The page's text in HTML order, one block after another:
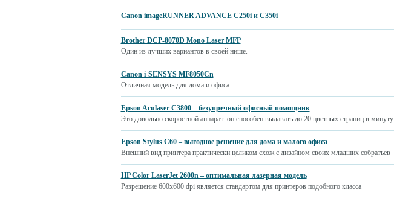
Canon imageRUNNER ADVANCE C250i и C350i
Brother DCP-8070D Mono Laser MFP
Один из лучших вариантов в своей нише.
Canon i-SENSYS MF8050Cn
Отличная модель для дома и офиса
Epson Aculaser С3800 – безупречный офисный помощник
Это довольно скоростной аппарат: он способен выдавать до 20 цветных страниц в минуту
Epson Stylus C60 – выгодное решение для дома и малого офиса
Внешний вид принтера практически целиком схож с дизайном своих младших собратьев
HP Color LaserJet 2600n – оптимальная лазерная модель
Разрешение 600х600 dpi является стандартом для принтеров подобного класса